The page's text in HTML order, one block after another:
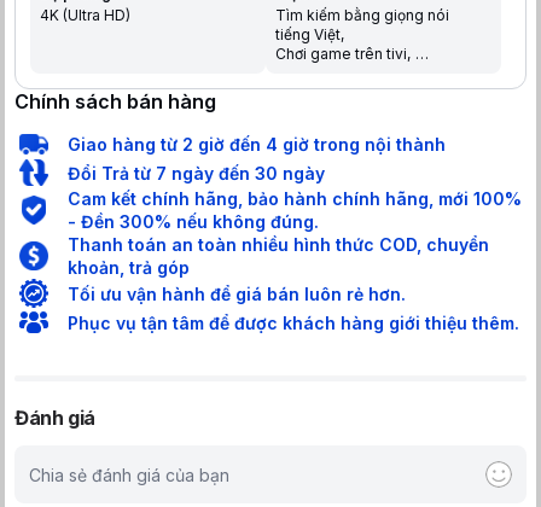
4K (Ultra HD)
Tìm kiếm bằng giọng nói
tiếng Việt
Chơi game trên tivi
lên tivi
Tìm kiếm giọng nói trên
YouTube bằng tiếng Việt
Chính sách bán hàng
Giao hàng từ 2 giờ đến 4 giờ trong nội thành
Đổi Trả từ 7 ngày đến 30 ngày
Cam kết chính hãng, bảo hành chính hãng, mới 100%
- Đền 300% nếu không đúng.
Thanh toán an toàn nhiều hình thức COD, chuyển
khoản, trả góp
Tối ưu vận hành để giá bán luôn rẻ hơn.
Phục vụ tận tâm để được khách hàng giới thiệu thêm.
Đánh giá
Chia sẻ đánh giá của bạn